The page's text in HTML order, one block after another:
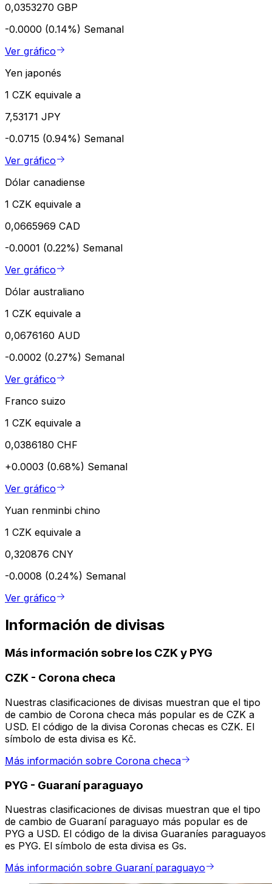
0,0353270 GBP
-0.0000 (0.14%) Semanal
Ver gráfico
Yen japonés
1 CZK equivale a
7,53171 JPY
-0.0715 (0.94%) Semanal
Ver gráfico
Dólar canadiense
1 CZK equivale a
0,0665969 CAD
-0.0001 (0.22%) Semanal
Ver gráfico
Dólar australiano
1 CZK equivale a
0,0676160 AUD
-0.0002 (0.27%) Semanal
Ver gráfico
Franco suizo
1 CZK equivale a
0,0386180 CHF
+0.0003 (0.68%) Semanal
Ver gráfico
Yuan renminbi chino
1 CZK equivale a
0,320876 CNY
-0.0008 (0.24%) Semanal
Ver gráfico
Información de divisas
Más información sobre los CZK y PYG
CZK - Corona checa
Nuestras clasificaciones de divisas muestran que el tipo
de cambio de Corona checa más popular es de CZK a
USD. El código de la divisa Coronas checas es CZK. El
símbolo de esta divisa es Kč.
Más información sobre Corona checa
PYG - Guaraní paraguayo
Nuestras clasificaciones de divisas muestran que el tipo
de cambio de Guaraní paraguayo más popular es de
PYG a USD. El código de la divisa Guaraníes paraguayos
es PYG. El símbolo de esta divisa es Gs.
Más información sobre Guaraní paraguayo